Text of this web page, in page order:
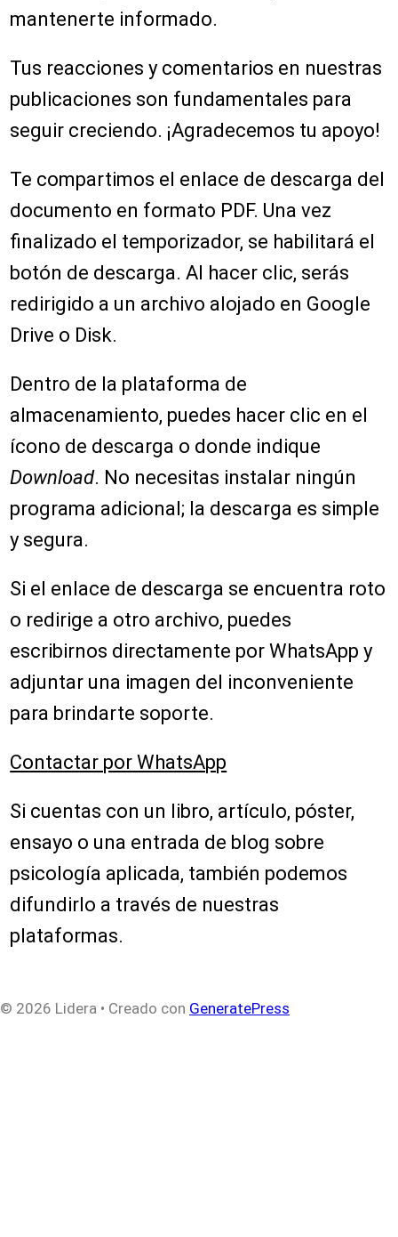
mantenerte informado.
Tus reacciones y comentarios en nuestras
publicaciones son fundamentales para
seguir creciendo. ¡Agradecemos tu apoyo!
Te compartimos el enlace de descarga del
documento en formato PDF. Una vez
finalizado el temporizador, se habilitará el
botón de descarga. Al hacer clic, serás
redirigido a un archivo alojado en Google
Drive o Disk.
Dentro de la plataforma de
almacenamiento, puedes hacer clic en el
ícono de descarga o donde indique
Download. No necesitas instalar ningún
programa adicional; la descarga es simple
y segura.
Si el enlace de descarga se encuentra roto
o redirige a otro archivo, puedes
escribirnos directamente por WhatsApp y
adjuntar una imagen del inconveniente
para brindarte soporte.
Contactar por WhatsApp
Si cuentas con un libro, artículo, póster,
ensayo o una entrada de blog sobre
psicología aplicada, también podemos
difundirlo a través de nuestras
plataformas.
© 2026 Lidera • Creado con GeneratePress